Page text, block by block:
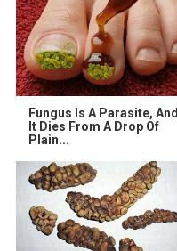
Fungus Is A Parasite, And
It Dies From A Drop Of
Plain...